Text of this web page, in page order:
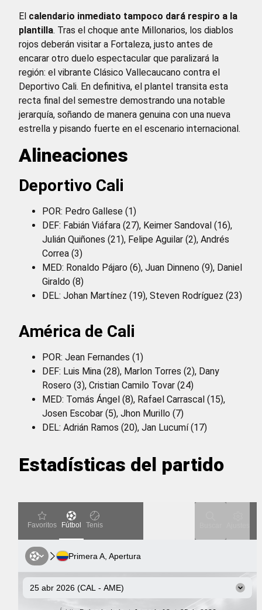
El calendario inmediato tampoco dará respiro a la
plantilla. Tras el choque ante Millonarios, los diablos
rojos deberán visitar a Fortaleza, justo antes de
encarar otro duelo espectacular que paralizará la
región: el vibrante Clásico Vallecaucano contra el
Deportivo Cali. En definitiva, el plantel transita esta
recta final del semestre demostrando una notable
jerarquía, soñando de manera genuina con una nueva
estrella y pisando fuerte en el escenario internacional.
Alineaciones
Deportivo Cali
POR: Pedro Gallese (1)
DEF: Fabián Viáfara (27), Keimer Sandoval (16),
Julián Quiñones (21), Felipe Aguilar (2), Andrés
Correa (3)
MED: Ronaldo Pájaro (6), Juan Dinneno (9), Daniel
Giraldo (8)
DEL: Johan Martínez (19), Steven Rodríguez (23)
América de Cali
POR: Jean Fernandes (1)
DEF: Luis Mina (28), Marlon Torres (2), Dany
Rosero (3), Cristian Camilo Tovar (24)
MED: Tomás Ángel (8), Rafael Carrascal (15),
Josen Escobar (5), Jhon Murillo (7)
DEL: Adrián Ramos (20), Jan Lucumí (17)
Estadísticas del partido